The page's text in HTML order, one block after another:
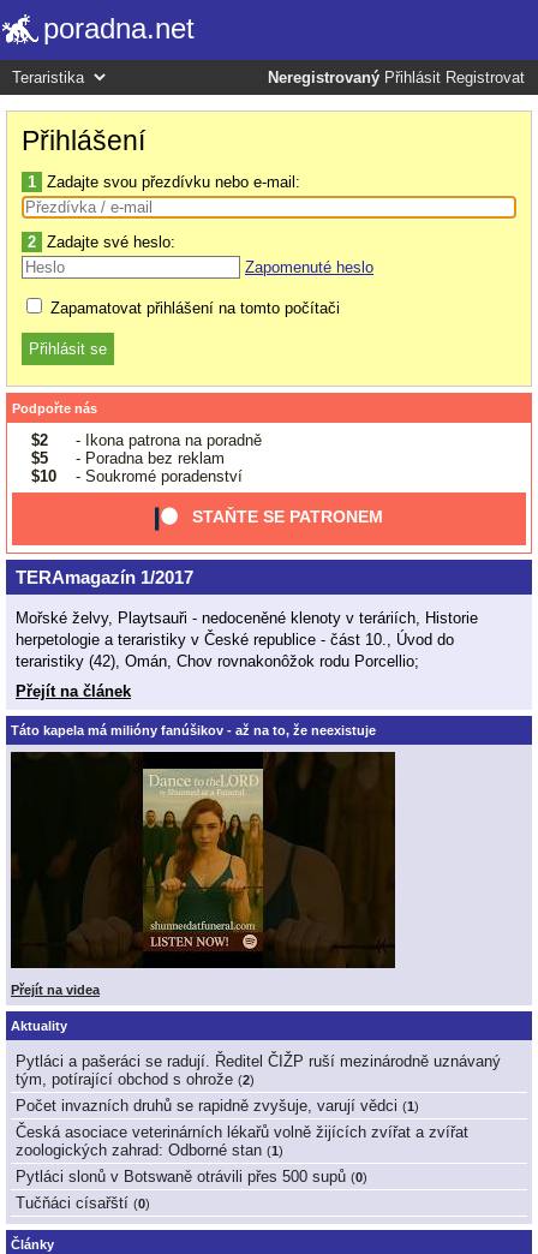
poradna.net
Neregistrovaný Přihlásit Registrovat
Přihlášení
1 Zadajte svou přezdívku nebo e-mail:
2 Zadajte své heslo:
Zapomenuté heslo
Zapamatovat přihlášení na tomto počítači
Podpořte nás
$2
- Ikona patrona na poradně
$5
- Poradna bez reklam
$10
- Soukromé poradenství
STAŇTE SE PATRONEM
TERAmagazín 1/2017
Mořské želvy, Playtsauři - nedoceněné klenoty v teráriích, Historie
herpetologie a teraristiky v České republice - část 10., Úvod do
teraristiky (42), Omán, Chov rovnakonôžok rodu Porcellio;
Přejít na článek
Táto kapela má milióny fanúšikov - až na to, že neexistuje
Přejít na videa
Aktuality
Pytláci a pašeráci se radují. Ředitel ČIŽP ruší mezinárodně uznávaný
tým, potírající obchod s ohrože (2)
Počet invazních druhů se rapidně zvyšuje, varují vědci (1)
Česká asociace veterinárních lékařů volně žijících zvířat a zvířat
zoologických zahrad: Odborné stan (1)
Pytláci slonů v Botswaně otrávili přes 500 supů (0)
Tučňáci císařští (0)
Články